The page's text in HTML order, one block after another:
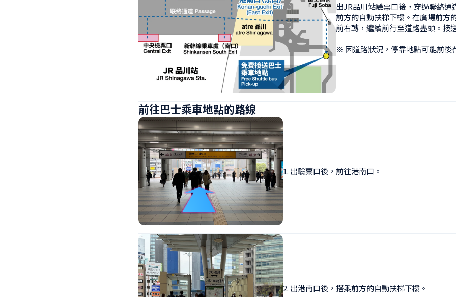
出JR品川站驗票口後，穿過聯絡通
前方的自動扶梯下樓。在廣場前方
前右轉，繼續前行至道路盡頭。接
※ 因道路狀況，停靠地點可能前後
前往巴士乘車地點的路線
1. 出驗票口後，前往港南口。
2. 出港南口後，搭乘前方的自動扶梯下樓。